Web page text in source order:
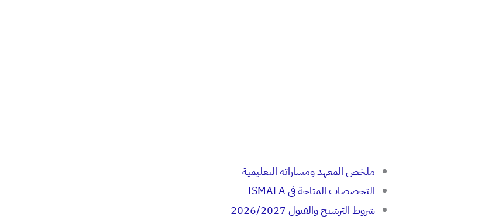
ملخص المعهد ومساراته التعليمية
التخصصات المتاحة في ISMALA
شروط الترشيح والقبول 2026/2027